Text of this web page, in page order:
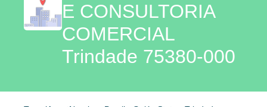
E CONSULTORIA
COMERCIAL
Trindade 75380-000